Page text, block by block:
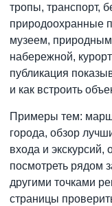
тропы, транспорт,
природоохранные
музеем,
набережной,
публикация
и как встроить
Примеры тем:
города, обзор
входа и экскурсий,
посмотреть рядом
другими точками
страницы